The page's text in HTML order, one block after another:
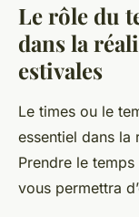
Le rôle du
dans la
estivales
Le times ou le
essentiel dans la
Prendre le
vous permettra